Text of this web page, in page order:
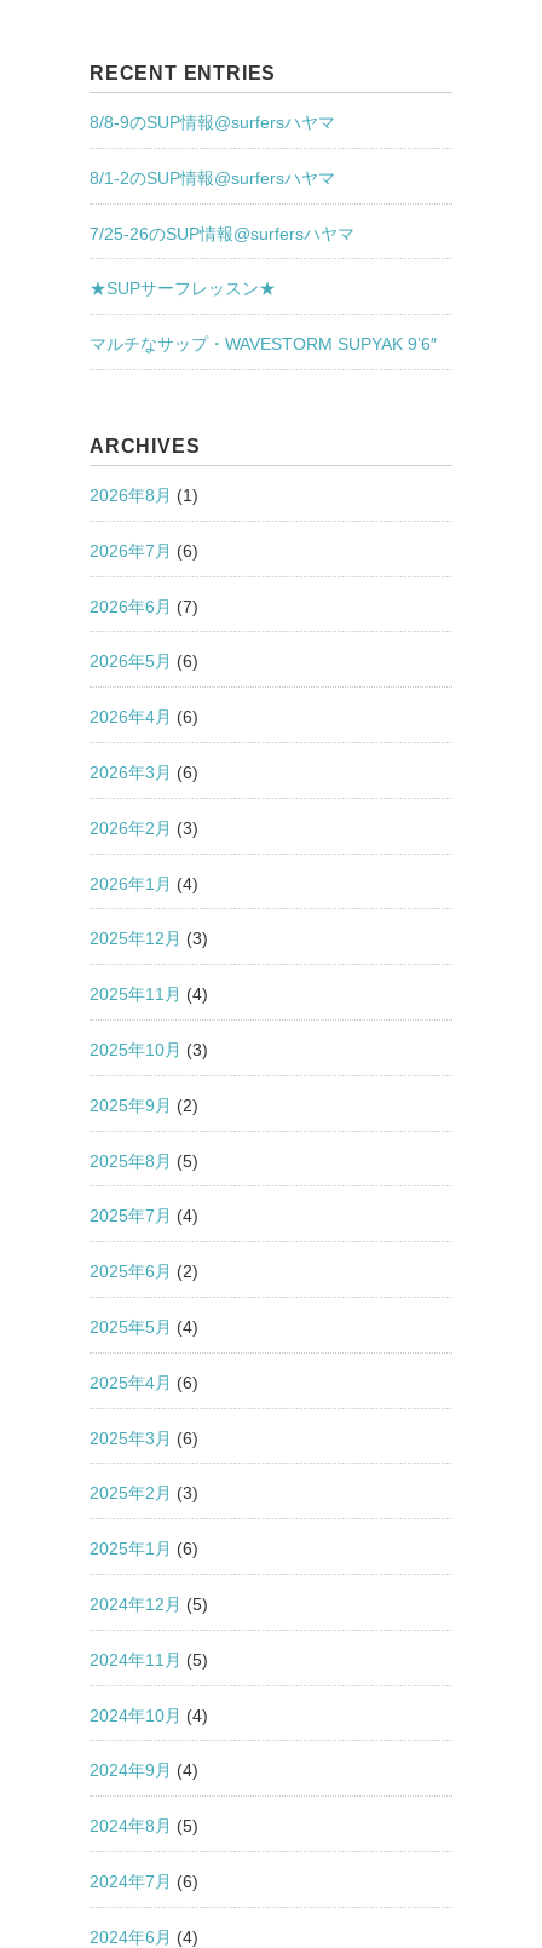
RECENT ENTRIES
8/8-9のSUP情報@surfersハヤマ
8/1-2のSUP情報@surfersハヤマ
7/25-26のSUP情報@surfersハヤマ
★SUPサーフレッスン★
マルチなサップ・WAVESTORM SUPYAK 9’6″
ARCHIVES
2026年8月 (1)
2026年7月 (6)
2026年6月 (7)
2026年5月 (6)
2026年4月 (6)
2026年3月 (6)
2026年2月 (3)
2026年1月 (4)
2025年12月 (3)
2025年11月 (4)
2025年10月 (3)
2025年9月 (2)
2025年8月 (5)
2025年7月 (4)
2025年6月 (2)
2025年5月 (4)
2025年4月 (6)
2025年3月 (6)
2025年2月 (3)
2025年1月 (6)
2024年12月 (5)
2024年11月 (5)
2024年10月 (4)
2024年9月 (4)
2024年8月 (5)
2024年7月 (6)
2024年6月 (4)